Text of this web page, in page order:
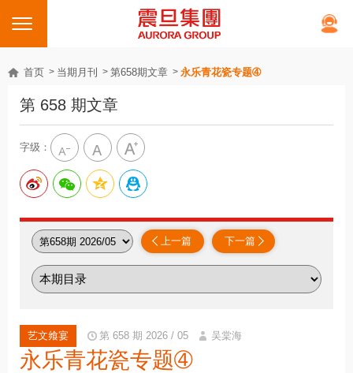
首页 当期月刊 第658期文章 永乐青花瓷专题➃
第 658 期文章
字级：
下一篇
上一篇
艺文飨宴 第 658 期 2026 / 05 吴棠海
永乐青花瓷专题➃